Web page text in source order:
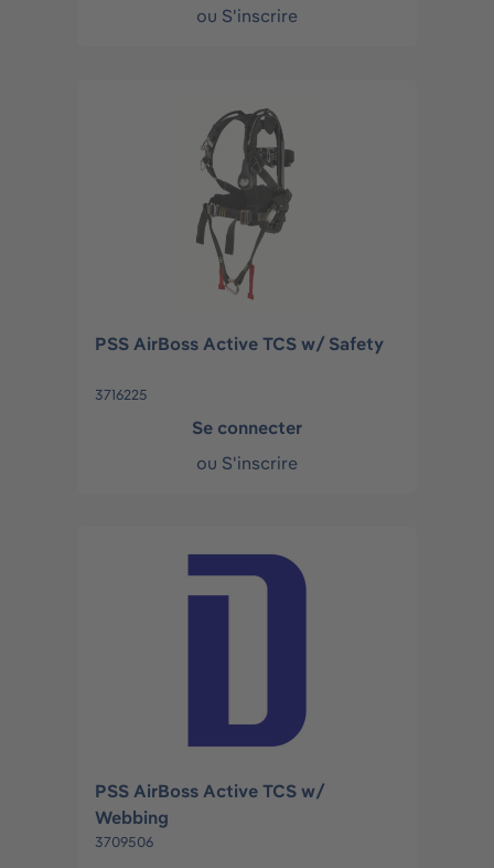
ou S'inscrire
PSS AirBoss Active TCS w/ Safety
3716225
Se connecter
ou S'inscrire
PSS AirBoss Active TCS w/
Webbing
3709506